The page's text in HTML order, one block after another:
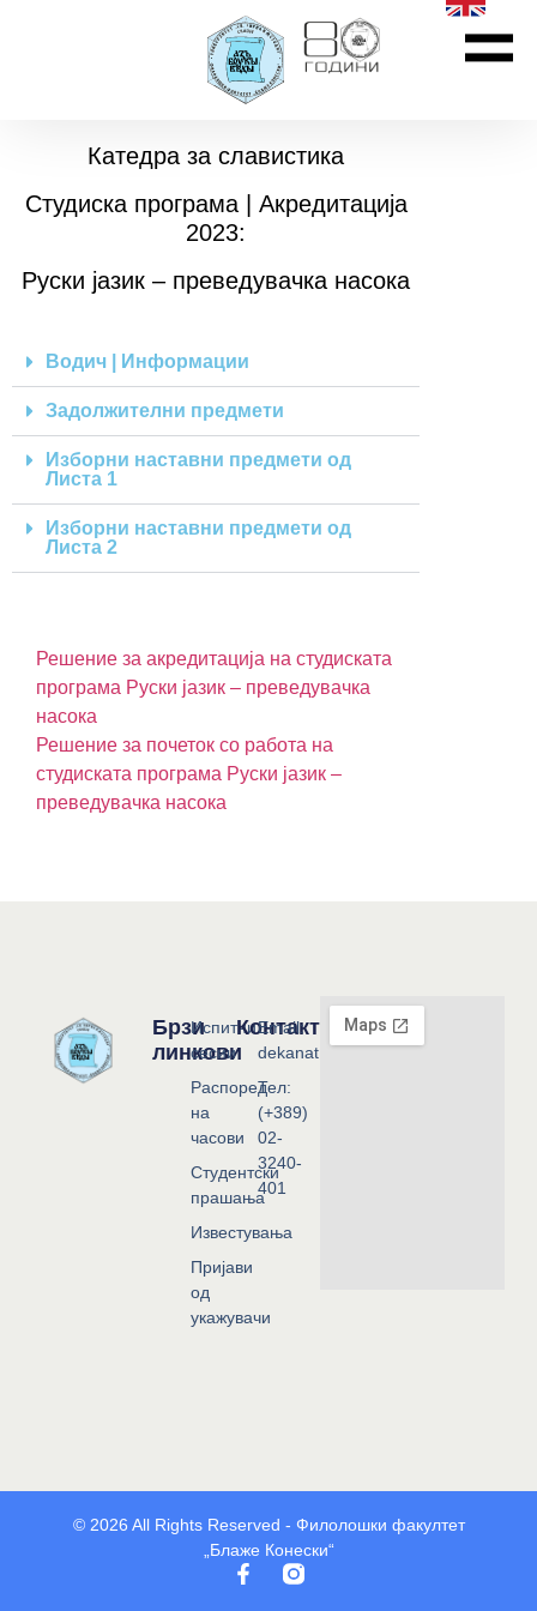
Катедра за славистика
Студиска програма | Акредитација
2023:
Руски јазик – преведувачка насока
Водич | Информации
Задолжителни предмети
Изборни наставни предмети од
Листа 1
Изборни наставни предмети од
Листа 2
Решение за акредитација на студиската
програма Руски јазик – преведувачка
насока
Решение за почеток со работа на
студиската програма Руски јазик –
преведувачка насока
Брзи
линкови
Испитни
сесии
Распоред
на
часови
Студентски
прашања
Известувања
Пријави
од
укажувачи
Контакт
Email:
dekanat@flf.ukim.edu.mk
Тел:
(+389)
02-
3240-
401
© 2026 All Rights Reserved - Филолошки факултет
„Блаже Конески“